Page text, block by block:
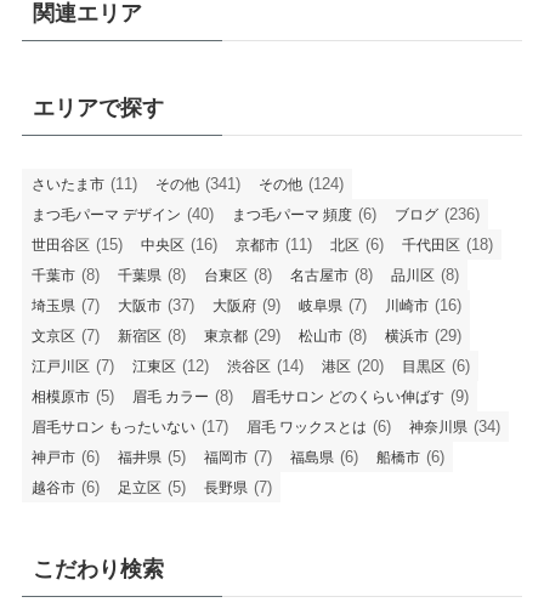
関連エリア
エリアで探す
さいたま市 (11) その他 (341) その他 (124)
まつ毛パーマ デザイン (40) まつ毛パーマ 頻度 (6) ブログ (236)
世田谷区 (15) 中央区 (16) 京都市 (11) 北区 (6) 千代田区 (18)
千葉市 (8) 千葉県 (8) 台東区 (8) 名古屋市 (8) 品川区 (8)
埼玉県 (7) 大阪市 (37) 大阪府 (9) 岐阜県 (7) 川崎市 (16)
文京区 (7) 新宿区 (8) 東京都 (29) 松山市 (8) 横浜市 (29)
江戸川区 (7) 江東区 (12) 渋谷区 (14) 港区 (20) 目黒区 (6)
相模原市 (5) 眉毛 カラー (8) 眉毛サロン どのくらい伸ばす (9)
眉毛サロン もったいない (17) 眉毛 ワックスとは (6) 神奈川県 (34)
神戸市 (6) 福井県 (5) 福岡市 (7) 福島県 (6) 船橋市 (6)
越谷市 (6) 足立区 (5) 長野県 (7)
こだわり検索